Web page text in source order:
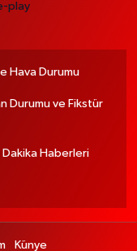
Hava Durumu
Durumu ve Fikstür
Dakika Haberleri
Künye